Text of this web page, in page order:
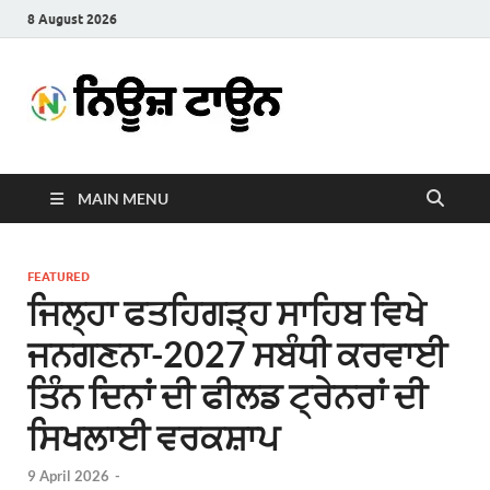
8 August 2026
Town
MAIN MENU
FEATURED
ਜਿਲ੍ਹਾ ਫਤਹਿਗੜ੍ਹ ਸਾਹਿਬ ਵਿਖੇ
ਜਨਗਣਨਾ-2027 ਸਬੰਧੀ ਕਰਵਾਈ
ਤਿੰਨ ਦਿਨਾਂ ਦੀ ਫੀਲਡ ਟ੍ਰੇਨਰਾਂ ਦੀ
ਸਿਖਲਾਈ ਵਰਕਸ਼ਾਪ
9 April 2026 -